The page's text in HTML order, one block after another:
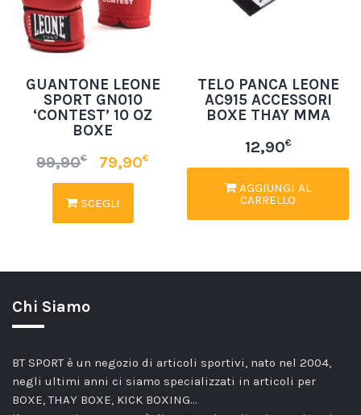
GUANTONE LEONE
SPORT GN010
‘CONTEST’ 10 OZ
BOXE
99,90€ 79,90€
SCEGLI
TELO PANCA LEONE
AC915 ACCESSORI
BOXE THAY MMA
12,90€
AGGIUNGI AL
CARRELLO
Chi Siamo
BT SPORT è un negozio di articoli sportivi, nato nel 2004,
negli ultimi anni ci siamo specializzati in articoli per
BOXE, THAY BOXE, KICK BOXING…